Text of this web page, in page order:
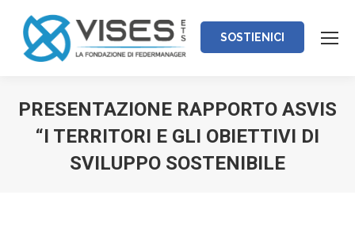
SOSTIENICI
PRESENTAZIONE RAPPORTO ASVIS
“I TERRITORI E GLI OBIETTIVI DI
SVILUPPO SOSTENIBILE